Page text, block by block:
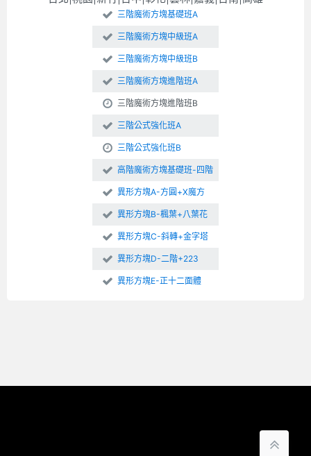
三階魔術方塊基礎班A
三階魔術方塊中級班A
三階魔術方塊中級班B
三階魔術方塊進階班A
三階魔術方塊進階班B
三階公式強化班A
三階公式強化班B
高階魔術方塊基礎班-四階
異形方塊A-方圓+X魔方
異形方塊B-楓葉+八葉花
異形方塊C-斜轉+金字塔
異形方塊D-二階+223
異形方塊E-正十二面體